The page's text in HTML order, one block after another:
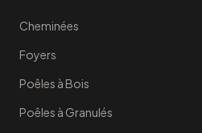
Cheminées
Foyers
Poêles à Bois
Poêles à Granulés